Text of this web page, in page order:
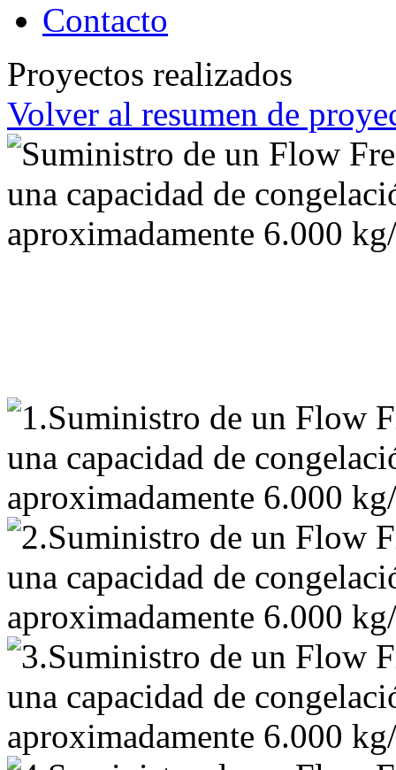
Contacto
Proyectos realizados
Volver al resumen de